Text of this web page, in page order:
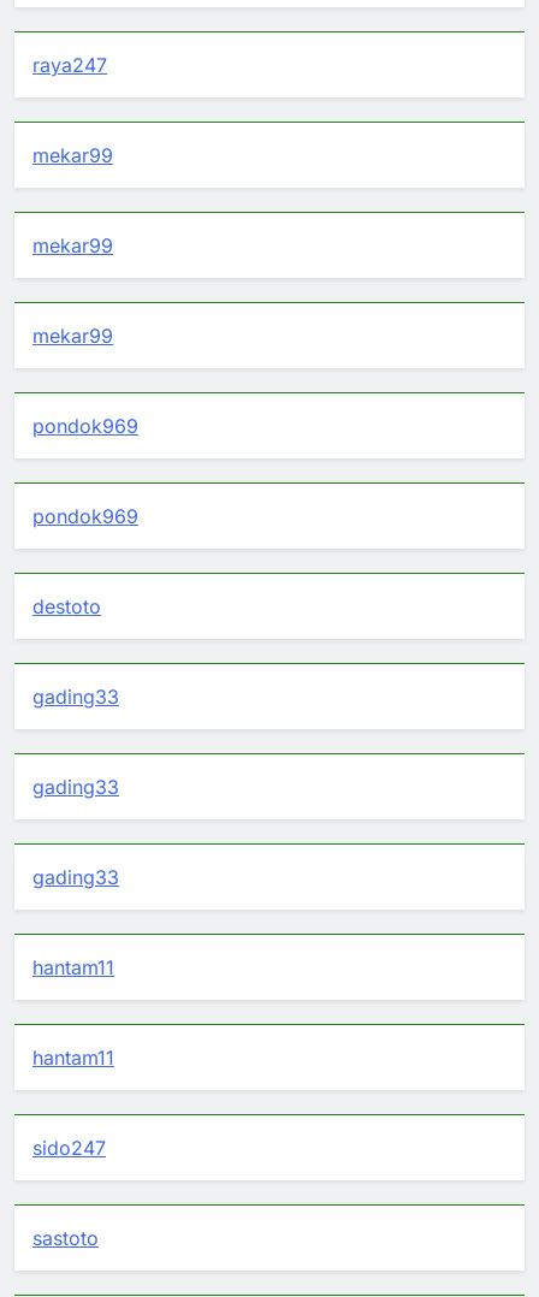
raya247
mekar99
mekar99
mekar99
pondok969
pondok969
destoto
gading33
gading33
gading33
hantam11
hantam11
sido247
sastoto